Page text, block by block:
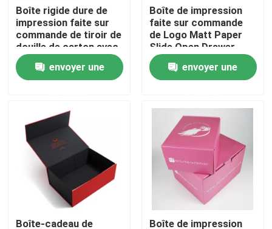
Visite de l'usine
Contrôle de la qualité
Nous contacter
Demandez un devis
impression de la boîte de empaquetage
Boîte d'emballage de vapotage
Boîte rigide dure de
impression faite sur
commande de tiroir de
douille de carton avec
la boîte de glissement
intérieureenvoyer une
Boîte de impression
faite sur commande
de Logo Matt Paper
Slide Open Drawer
pour le savon fait main
envoyer une
Boîte-cadeau de Boîte de impression